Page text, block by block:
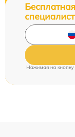
Нажимая на кнопку